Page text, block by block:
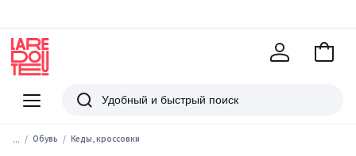
Меню
Redoute
Поиск
В
... Обувь Кеды, кроссовки